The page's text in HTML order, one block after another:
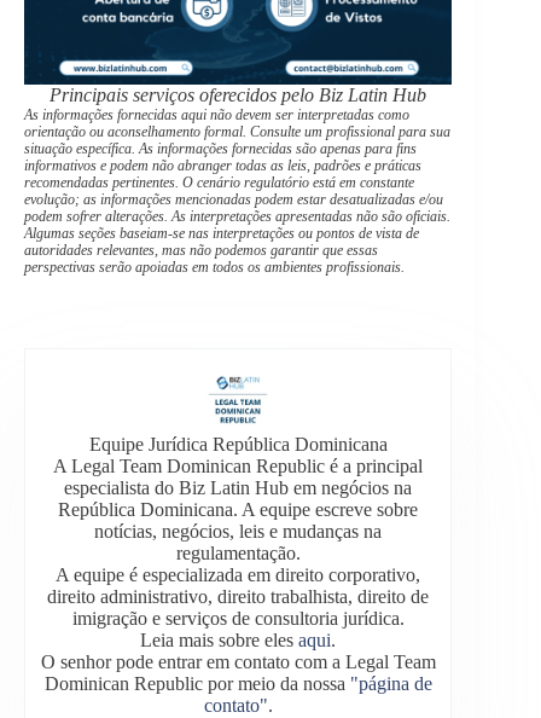
Principais serviços oferecidos pelo Biz Latin Hub
As informações fornecidas aqui não devem ser interpretadas como
orientação ou aconselhamento formal. Consulte um profissional para sua
situação específica. As informações fornecidas são apenas para fins
informativos e podem não abranger todas as leis, padrões e práticas
recomendadas pertinentes. O cenário regulatório está em constante
evolução; as informações mencionadas podem estar desatualizadas e/ou
podem sofrer alterações. As interpretações apresentadas não são oficiais.
Algumas seções baseiam-se nas interpretações ou pontos de vista de
autoridades relevantes, mas não podemos garantir que essas
perspectivas serão apoiadas em todos os ambientes profissionais.
Equipe Jurídica República Dominicana
A Legal Team Dominican Republic é a principal
especialista do Biz Latin Hub em negócios na
República Dominicana. A equipe escreve sobre
notícias, negócios, leis e mudanças na
regulamentação.
A equipe é especializada em direito corporativo,
direito administrativo, direito trabalhista, direito de
imigração e serviços de consultoria jurídica.
Leia mais sobre elesaqui.
O senhor pode entrar em contato com a Legal Team
Dominican Republic por meio da nossa "página de
contato".